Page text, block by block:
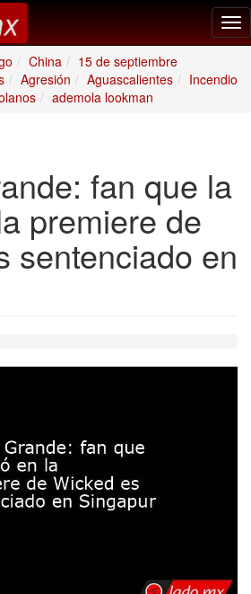
China
15 de septiembre
Agresión Aguascalientes
Incendio
ademola lookman
fan que la
premiere de
sentenciado en